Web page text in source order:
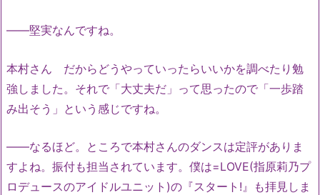
――堅実なんですね。
本村さん だからどうやっていったらいいかを調べたり勉
強しました。それで「大丈夫だ」って思ったので「一歩踏
み出そう」という感じですね。
――なるほど。ところで本村さんのダンスは定評がありま
すよね。振付も担当されています。僕は=LOVE(指原莉乃プ
ロデュースのアイドルユニット)の『スタート!』も拝見しま